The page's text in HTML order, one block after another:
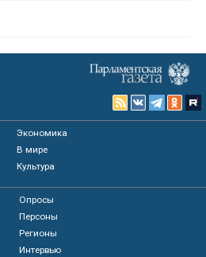
Экономика
В мире
Культура
Опросы
Персоны
Регионы
Интервью